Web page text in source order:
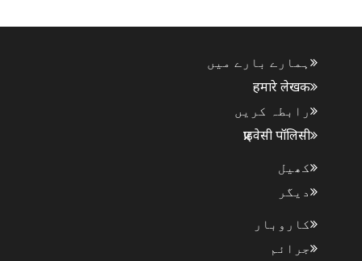
ہمارے بارے میں
हमारे लेखक
رابطہ کریں
प्राइवेसी पॉलिसी
کھیل
دیگر
کاروبار
جرائم